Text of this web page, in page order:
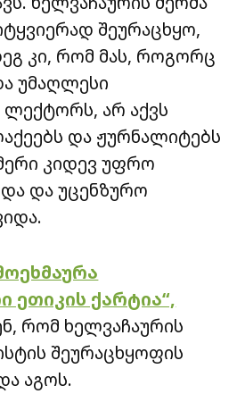
შეურაცხყო,
კი, რომ მას, როგორც
უმაღლესი
არ აქვს
და ჟურნალიტებს
კიდევ უფრო
და უცენზურო
ეთიკის ქარტია“,
რომ ხელვაჩაურის
შეურაცხყოფის
აგოს.